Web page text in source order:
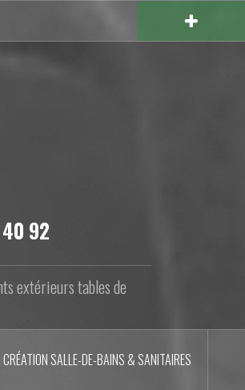
92
extérieurs tables de
CRÉATION SALLE-DE-BAINS & SANITAIRES